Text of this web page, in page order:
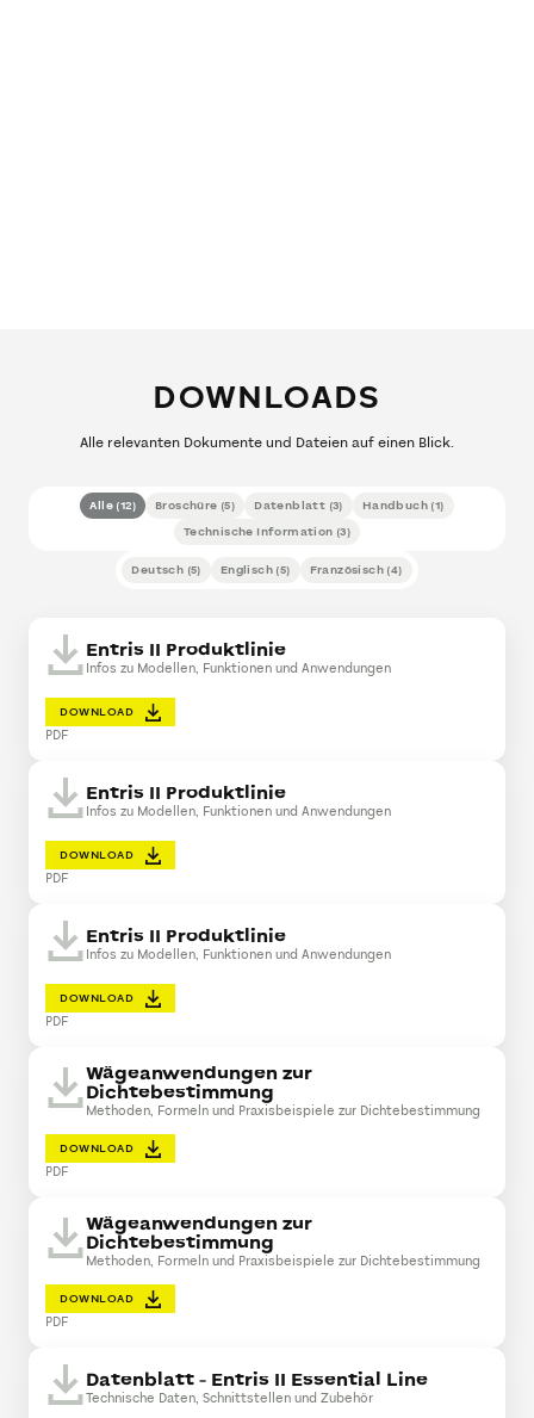
DOWNLOADS
Alle relevanten Dokumente und Dateien auf einen Blick.
Alle(12) Broschüre (5) Datenblatt (3) Handbuch (1)
Technische Information (3)
Deutsch (5) Englisch (5) Französisch (4)
Entris II Produktlinie
Infos zu Modellen, Funktionen und Anwendungen
DOWNLOAD
PDF
Entris II Produktlinie
Infos zu Modellen, Funktionen und Anwendungen
DOWNLOAD
PDF
Entris II Produktlinie
Infos zu Modellen, Funktionen und Anwendungen
DOWNLOAD
PDF
Wägeanwendungen zur
Dichtebestimmung
Methoden, Formeln und Praxisbeispiele zur Dichtebestimmung
DOWNLOAD
PDF
Wägeanwendungen zur
Dichtebestimmung
Methoden, Formeln und Praxisbeispiele zur Dichtebestimmung
DOWNLOAD
PDF
Datenblatt - Entris II Essential Line
Technische Daten, Schnittstellen und Zubehör